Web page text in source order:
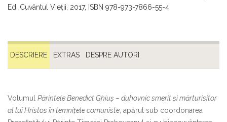
Ed. Cuvântul Vieţii, 2017, ISBN 978-973-7866-55-4
DESCRIERE EXTRAS DESPRE AUTORI
Volumul Părintele Benedict Ghiuş – duhovnic smerit şi mărturisitor
al lui Hristos în temniţele comuniste , apărut sub coordonarea